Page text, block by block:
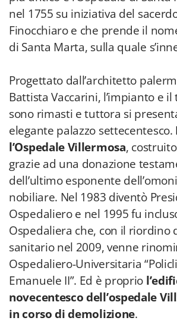
nel 1755 su iniziativa del
Finocchiaro e che prende il
di Santa Marta, sulla quale
Progettato dall’architetto
Battista Vaccarini, l’impianto e
sono rimasti e tuttora si
elegante palazzo settecentesco.
l’Ospedale Villermosa,
grazie ad una donazione
dell’ultimo esponente
nobiliare. Nel 1983 diventò
Ospedaliero e nel 1995 fu
Ospedaliera che, con il riordino
sanitario nel 2009, venne
Ospedaliero-Universitaria
Emanuele II”. Ed è proprio
novecentesco dell’ospedale
in corso di demolizione.